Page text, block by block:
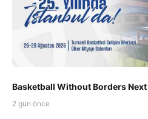
Basketball Without Borders Next
2 gün önce